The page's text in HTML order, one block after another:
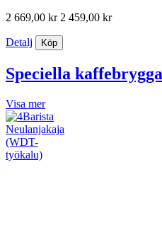
2 669,00 kr 2 459,00 kr
Detalj Köp
Speciella
Visa mer